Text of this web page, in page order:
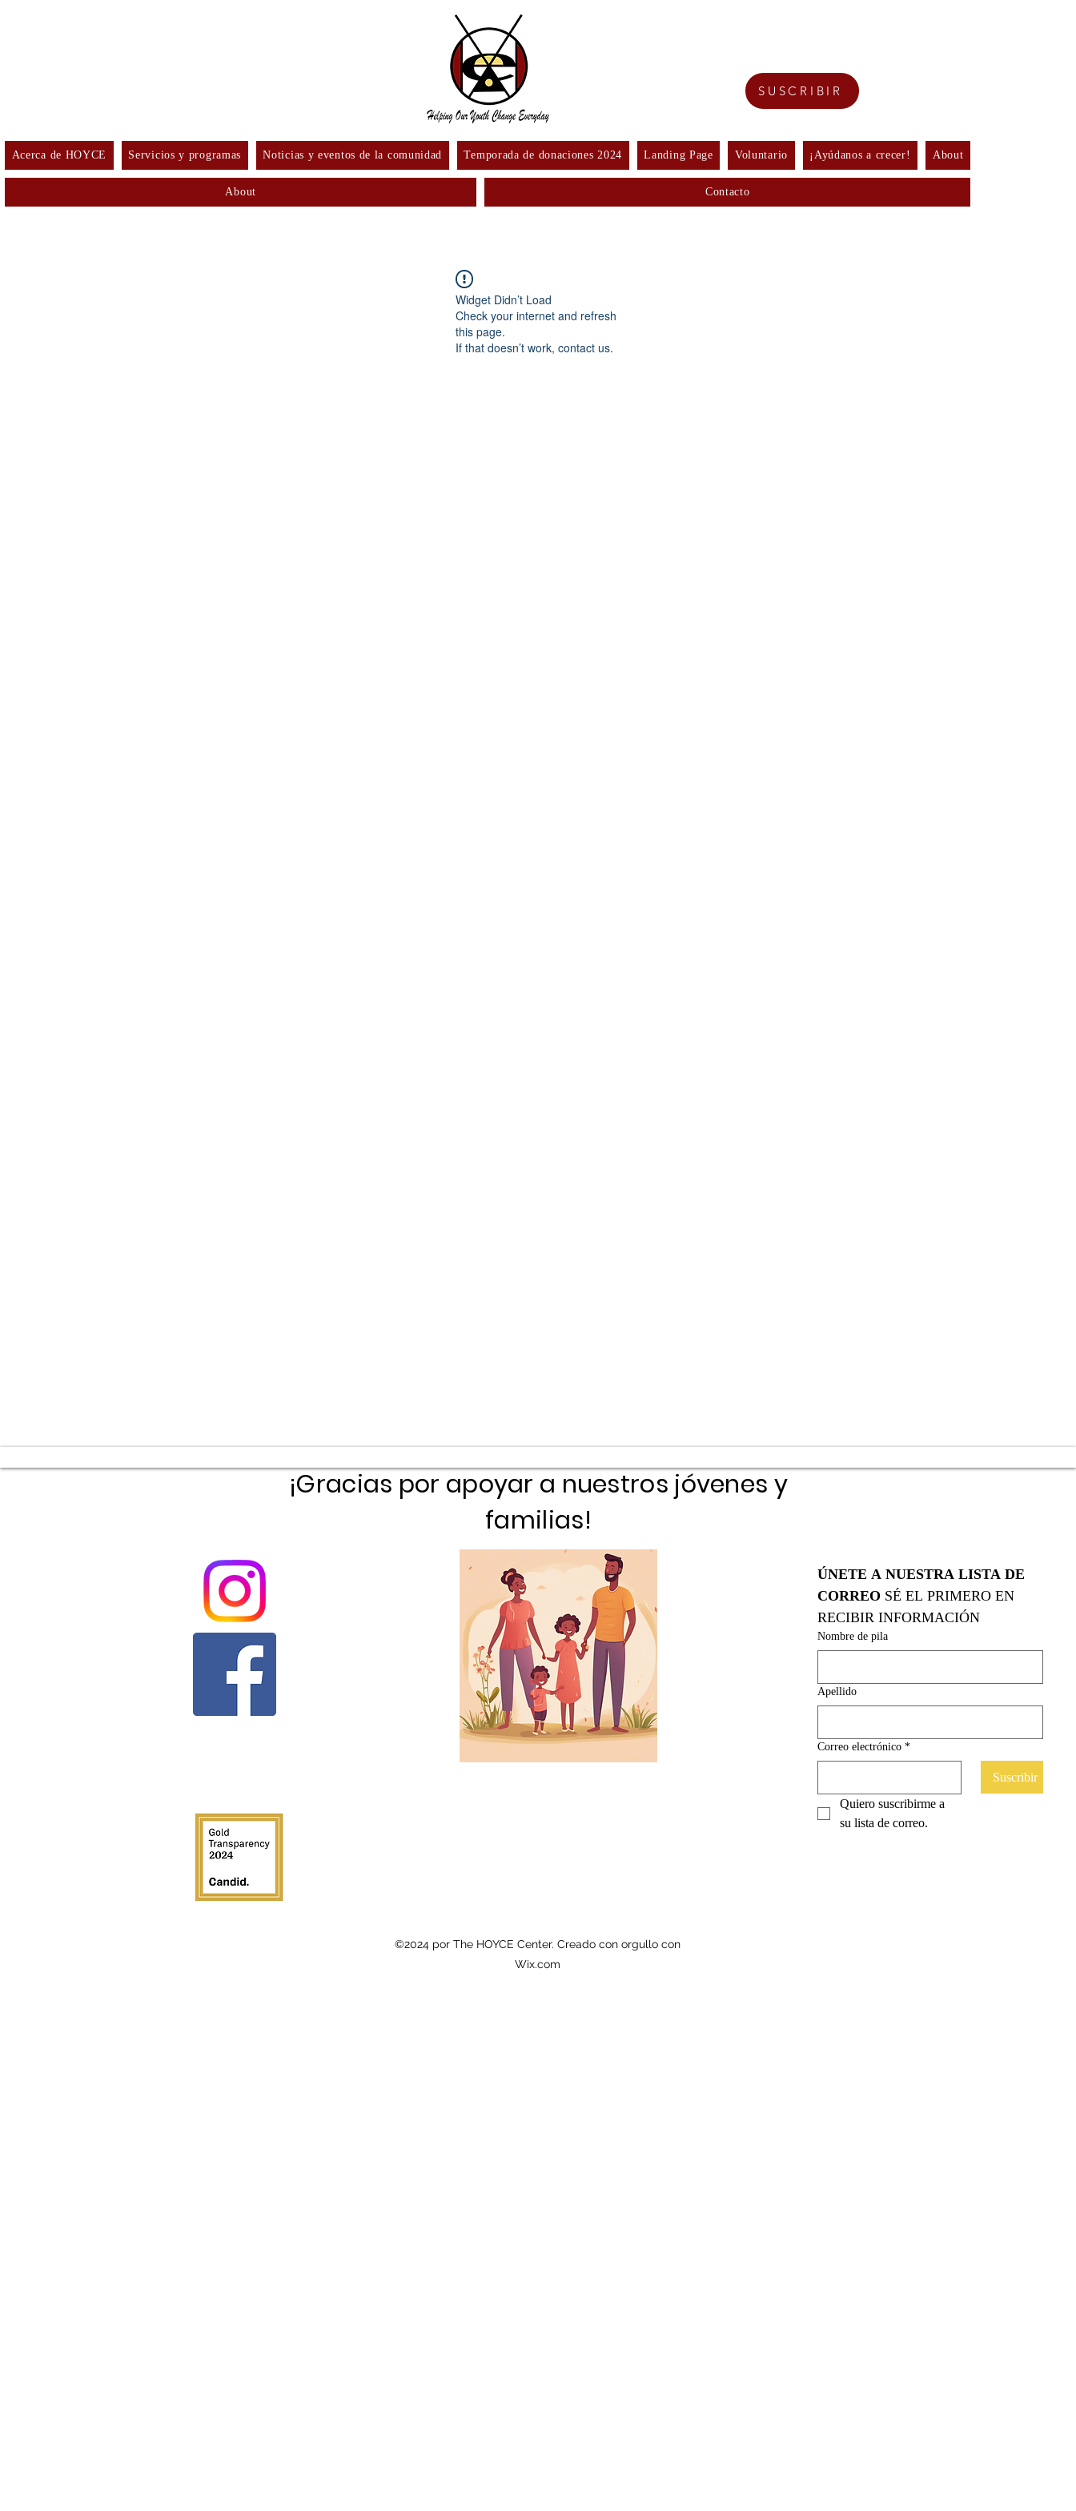
SUSCRIBIR
Acerca de HOYCE Servicios y programas Noticias y eventos de la comunidad Temporada de donaciones 2024 Landing Page Voluntario ¡Ayúdanos a crecer! About
About Contacto
Widget Didn’t Load
Check your internet and refresh
this page.
If that doesn’t work, contact us.
¡Gracias por apoyar a nuestros jóvenes y
familias!
ÚNETE A NUESTRA LISTA DE
CORREO SÉ EL PRIMERO EN
RECIBIR INFORMACIÓN
Nombre de pila
Apellido
Correo electrónico *
Suscribir
Quiero suscribirme a
su lista de correo.
©2024 por The HOYCE Center. Creado con orgullo con
Wix.com